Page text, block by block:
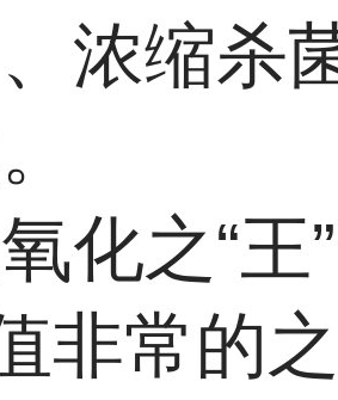
、浓缩杀
化之“王
非常的